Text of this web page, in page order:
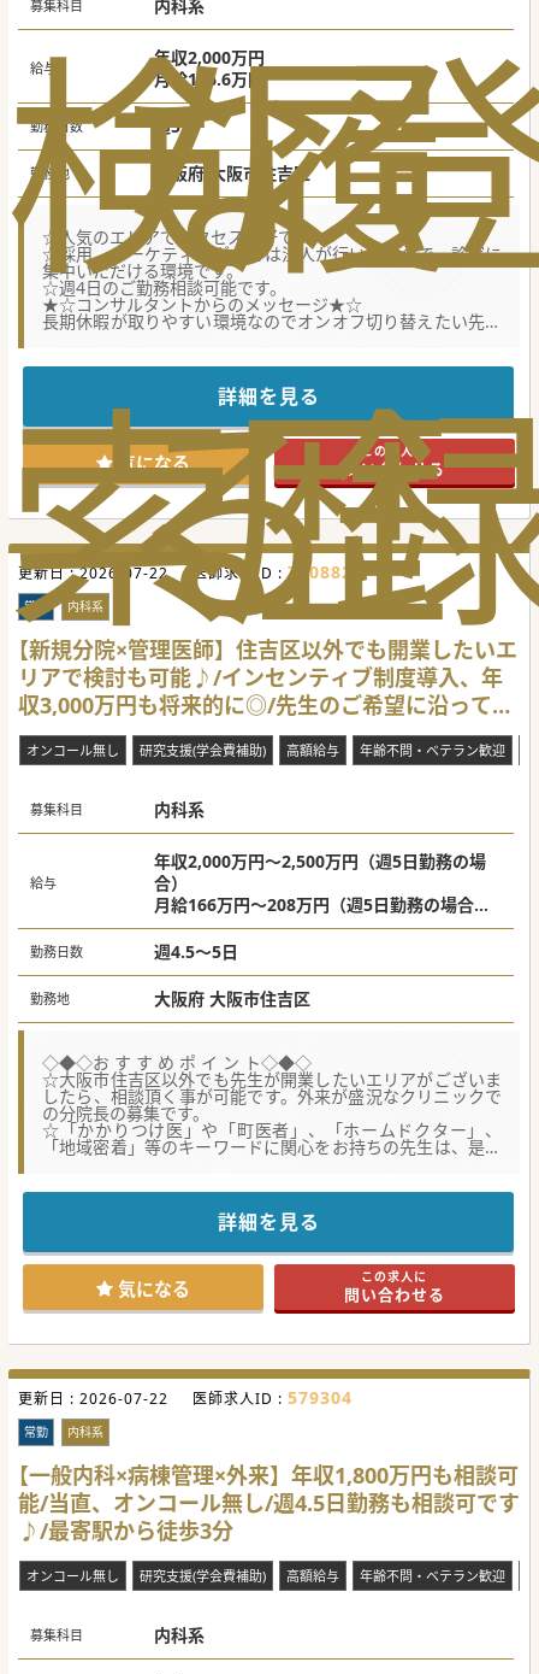
検
索
な
る
履
歴
募集科目 内科系
給与
年収2,000万円
月給166.6万円
勤務日数 週5日
勤務地 大阪府 大阪市住吉区
☆人気のエリアでアクセス良好です。
☆採用、マーケティングなどは法人が行いますので、診察に
集中いただける環境です。
☆週4日のご勤務相談可能です。
★☆コンサルタントからのメッセージ★☆
長期休暇が取りやすい環境なのでオンオフ切り替えたい先生
にお勧めの求人です。
#秋入職可
詳細を見る
気になる この求人に
問い合わせる
更新日 :2026-07-22 医師求人ID :700882
常勤 内科系
【新規分院×管理医師】住吉区以外でも開業したいエ
リアで検討も可能♪/インセンティブ制度導入、年
収3,000万円も将来的に◎/先生のご希望に沿ってカ
スタマイズ
オンコール無し 研究支援(学会費補助) 高額給与 年齢不問・ベテラン歓迎
募集科目 内科系
給与
年収2,000万円～2,500万円（週5日勤務の場
合）
月給166万円～208万円（週5日勤務の場合）
※ご経験やスキル、お人柄による
勤務日数 週4.5～5日
勤務地 大阪府 大阪市住吉区
◇◆◇お す す め ポ イ ン ト◇◆◇
☆大阪市住吉区以外でも先生が開業したいエリアがございま
したら、相談頂く事が可能です。外来が盛況なクリニックで
の分院長の募集です。
☆「かかりつけ医」や「町医者」、「ホームドクター」、
「地域密着」等のキーワードに関心をお持ちの先生は、是非
ともお問い合わせください。
業務に専念できる環境です。
■2年間で複数の分院を開院させている、非常に勢いのある
法人です。内科の他に小児科クリニックも展開しており、今
後は大阪府外にも開院予定がございます。
■「かかりつけ医」、「町医者」として、地域からの評判も
高い法人で、特に糖尿病治療においては関西でもトップクラ
■院長ながら、経営や管理、採用等のマネジメントは法人に
お任せできますので、診療に集中したいタイプの先生に非常
にお勧めです。
【職場環境と雰囲気】
■理事長は、人への優しさや高いバイタリティーを感じさせ
るお人柄の先生で、世界的な著名人による講演会を配信する
プラットフォームにも登壇された実績がございます。
■クリニックの理念である「関わる一人ひとりが生き生きと
充実した日々を過ごし、幸せで納得できる人生の創造に貢献
します」という想いを全職種が大切にしています。理念研修
も経て、全ての職員が同じ方向を向いて地域の健康増進のサ
■通勤利便性の高さも魅力の1つで、御堂筋線の最寄駅から
は徒歩約1分、JRの駅からも徒歩11分でアクセス可能です。
■専門外来の開設も可能で、その点柔軟にご相談頂けます。
頑張った医師が正当な評価をされるような仕組みをお考えさ
詳細を見る
気になる この求人に
問い合わせる
更新日 : 2026-07-22 医師求人ID : 579304
常勤 内科系
【一般内科×病棟管理×外来】年収1,800万円も相談可
能/当直、オンコール無し/週4.5日勤務も相談可です
♪/最寄駅から徒歩3分
オンコール無し 研究支援(学会費補助) 高額給与 年齢不問・ベテラン歓迎
募集科目 内科系